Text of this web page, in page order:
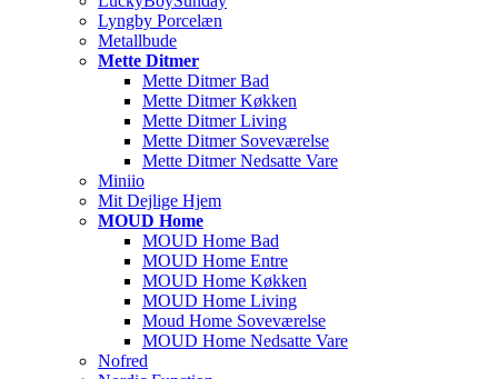
Lyngby Porcelæn
Metallbude
Mette Ditmer
Mette Ditmer Bad
Mette Ditmer Køkken
Mette Ditmer Living
Mette Ditmer Soveværelse
Mette Ditmer Nedsatte Vare
Miniio
Mit Dejlige Hjem
MOUD Home
MOUD Home Bad
MOUD Home Entre
MOUD Home Køkken
MOUD Home Living
Moud Home Soveværelse
MOUD Home Nedsatte Vare
Nofred